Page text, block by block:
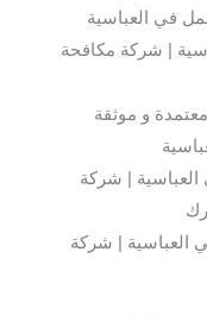
في العباسية
| شركة مكافحة
و موثقة
| شركة
العباسية | شركة